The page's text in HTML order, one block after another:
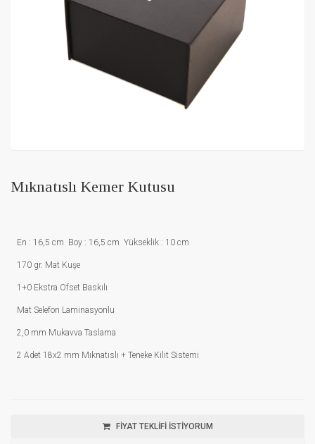
Mıknatıslı Kemer Kutusu
En : 16,5 cm Boy : 16,5 cm Yükseklik : 10 cm
170 gr. Mat Kuşe
1+0 Ekstra Ofset Baskılı
Mat Selefon Laminasyonlu
2,0 mm Mukavva Taslama
2 Adet 18x2 mm Mıknatıslı + Teneke Kilit Sistemi
FİYAT TEKLİFİ İSTİYORUM